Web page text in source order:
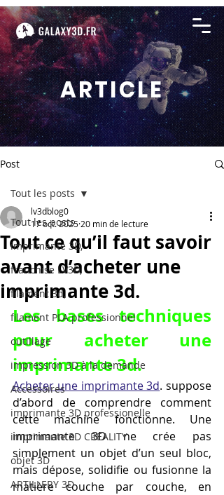
ARTICLE
Post
Tout les posts
imprimante 3D,
franchise LV3D,
filament 3d,
filament PLA professionnel
outillage
impression 3D à la demande
Accessoires
imprimante 3D professionelle
imprimante 3D CREALITY
objet 3D
ARTILLERY 3D
Tout les posts
Tout ce qu’il faut savoir
avant d’acheter une
imprimante 3d.
lv3dblog0
17 oct. 2025 20 min de lecture
Les bases techniques
pour acheter une
imprimante 3d.
Acheter une imprimante 3d. suppose
d’abord de comprendre comment
cette machine fonctionne. Une
imprimante 3D ne crée pas
simplement un objet d’un seul bloc,
mais dépose, solidifie ou fusionne la
matière couche par couche, en